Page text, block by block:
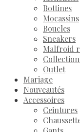
Bottines
Mocassins
Boucles
Sneakers
Malfroid
Outlet
Mariage
Nouveautés
Accessoires
Ceintures